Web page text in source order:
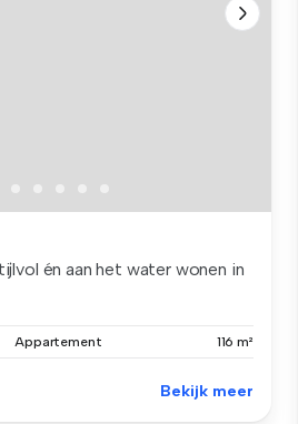
én aan het water wonen in
Appartement 116 m²
Bekijk meer